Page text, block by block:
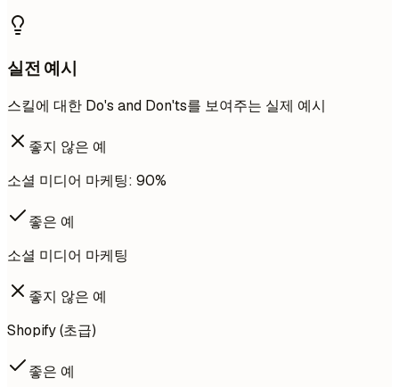
실전 예시
스킬에 대한 Do's and Don'ts를 보여주는 실제 예시
좋지 않은 예
소셜 미디어 마케팅: 90%
좋은 예
소셜 미디어 마케팅
좋지 않은 예
Shopify (초급)
좋은 예